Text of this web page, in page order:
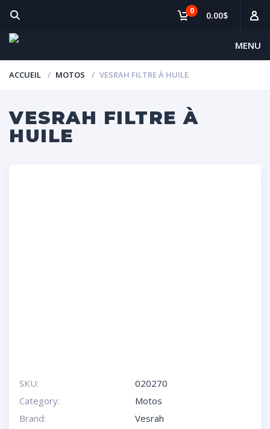
MENU
0 0.00$
ACCUEIL MOTOS VESRAH FILTRE À HUILE
VESRAH FILTRE À
HUILE
SKU:
020270
Category:
Motos
Brand:
Vesrah